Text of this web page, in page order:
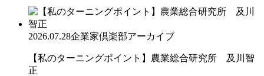
2026.07.28企業家倶楽部アーカイブ
【私のターニングポイント】農業総合研究所 及川智
正